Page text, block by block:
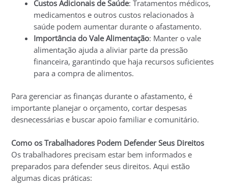
Custos Adicionais de Saúde: Tratamentos médicos,
medicamentos e outros custos relacionados à
saúde podem aumentar durante o afastamento.
Importância do Vale Alimentação: Manter o vale
alimentação ajuda a aliviar parte da pressão
financeira, garantindo que haja recursos suficientes
para a compra de alimentos.
Para gerenciar as finanças durante o afastamento, é
importante planejar o orçamento, cortar despesas
desnecessárias e buscar apoio familiar e comunitário.
Como os Trabalhadores Podem Defender Seus Direitos
Os trabalhadores precisam estar bem informados e
preparados para defender seus direitos. Aqui estão
algumas dicas práticas: